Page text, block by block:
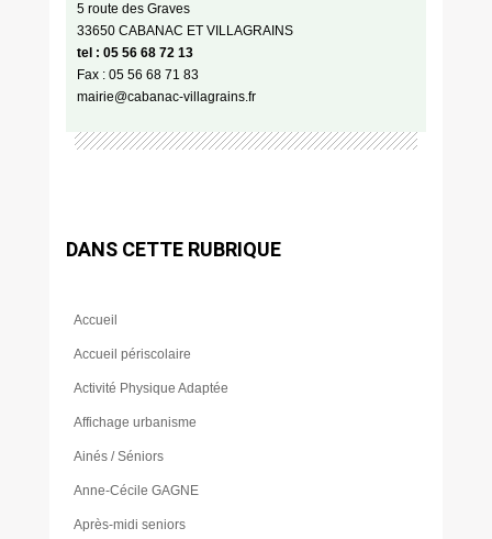
5 route des Graves
33650 CABANAC ET VILLAGRAINS
tel : 05 56 68 72 13
Fax : 05 56 68 71 83
mairie@cabanac-villagrains.fr
DANS CETTE RUBRIQUE
Accueil
Accueil périscolaire
Activité Physique Adaptée
Affichage urbanisme
Ainés / Séniors
Anne-Cécile GAGNE
Après-midi seniors